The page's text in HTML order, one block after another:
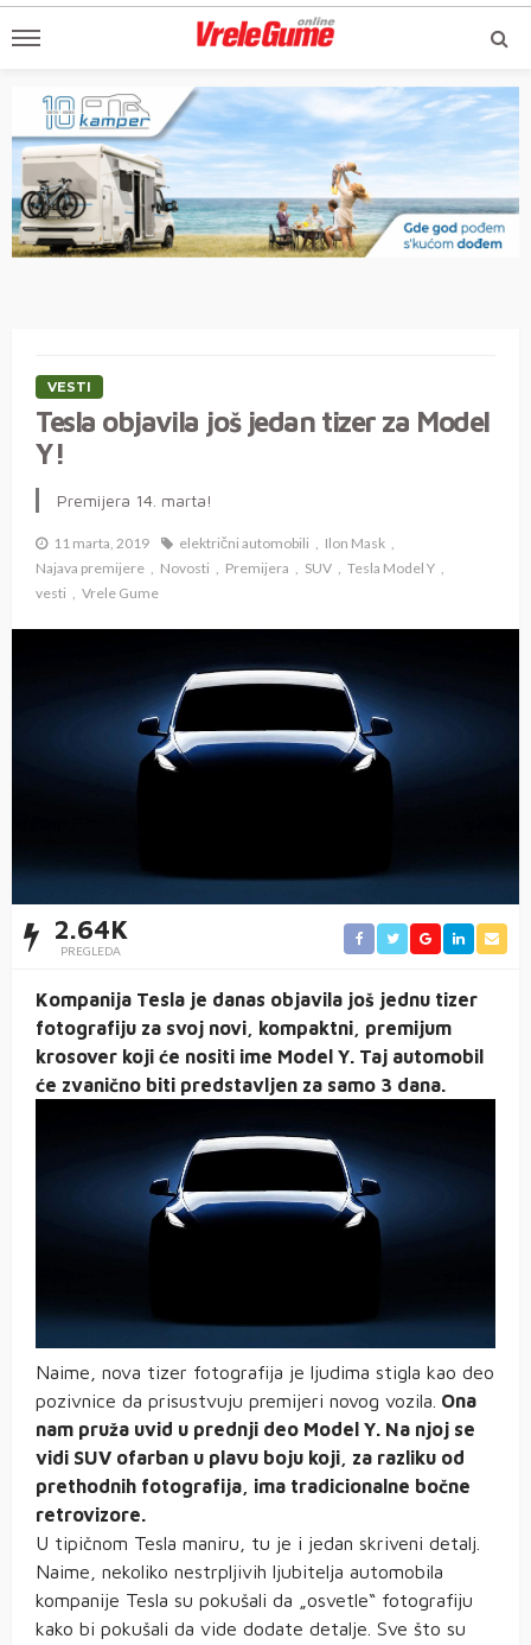
VESTI
Tesla objavila još jedan tizer za Model
Y!
Premijera 14. marta!
11 marta, 2019 električni automobili
Ilon Mask
Najava premijere
Novosti Premijera SUV
Tesla Model Y
vesti
Vrele Gume
2.64K
PREGLEDA
Kompanija Tesla je danas objavila još jednu tizer
fotografiju za svoj novi, kompaktni, premijum
krosover koji će nositi ime Model Y. Taj automobil
će zvanično biti predstavljen za samo 3 dana.
Naime, nova tizer fotografija je ljudima stigla kao deo
pozivnice da prisustvuju premijeri novog vozila. Ona
nam pruža uvid u prednji deo Model Y. Na njoj se
vidi SUV ofarban u plavu boju koji, za razliku od
prethodnih fotografija, ima tradicionalne bočne
retrovizore.
U tipičnom Tesla maniru, tu je i jedan skriveni detalj.
Naime, nekoliko nestrpljivih ljubitelja automobila
kompanije Tesla su pokušali da „osvetle“ fotografiju
kako bi pokušali da vide dodate detalje. Sve što su